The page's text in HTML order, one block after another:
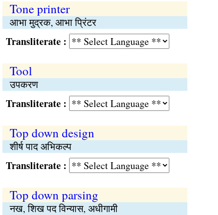
Tone printer
आभा मुद्रक, आभा प्रिंटर
:
Tool
उपकरण
:
Top down design
शीर्ष पाद अभिकल्प
:
Top down parsing
नख, शिख पद विन्यास, अधीगामी